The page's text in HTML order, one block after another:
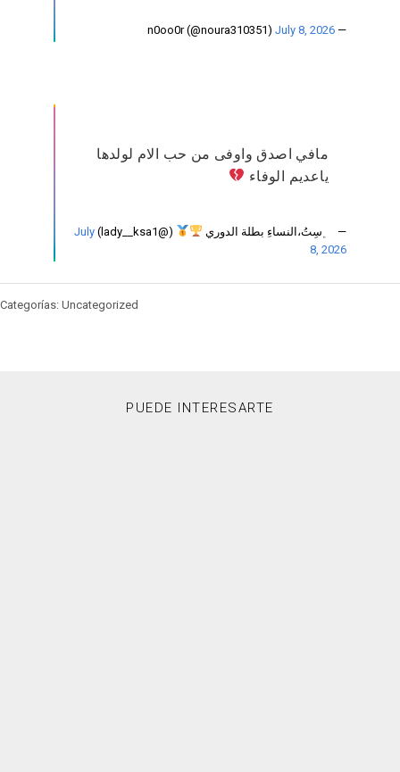
— n0oo0r (@noura310351)
July 8, 2026
مافي اصدق واوفى من حب الام لولدها
ياعديم الوفاء
— ‏ ‏ ﮼سِتُ،النساءِ بطلة الدوري (@lady__ksa1)
July
8, 2026
Categorías: Uncategorized
PUEDE INTERESARTE